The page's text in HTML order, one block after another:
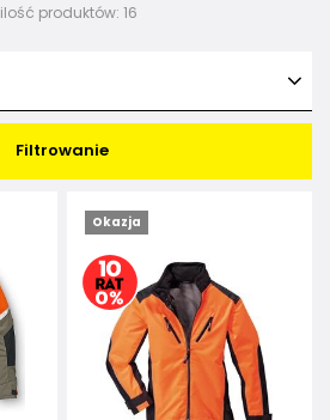
ilość produktów: 16
Filtrowanie
Okazja